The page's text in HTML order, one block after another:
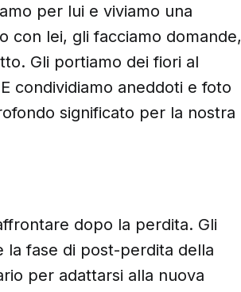
per lui e viviamo una
con lei, gli facciamo domande,
Gli portiamo dei fiori al
condividiamo aneddoti e foto
significato per la nostra
dopo la perdita. Gli
la fase di post-perdita della
per adattarsi alla nuova